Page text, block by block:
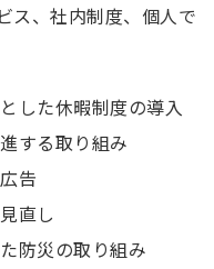
ス、社内制度、個人で
した休暇制度の導入
する取り組み
告
直し
防災の取り組み